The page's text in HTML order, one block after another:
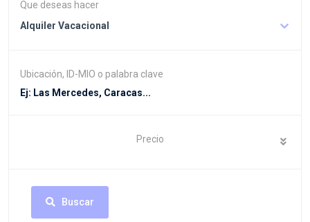
Que deseas hacer
Alquiler Vacacional
Ubicación, ID-MIO o palabra clave
Precio
Buscar